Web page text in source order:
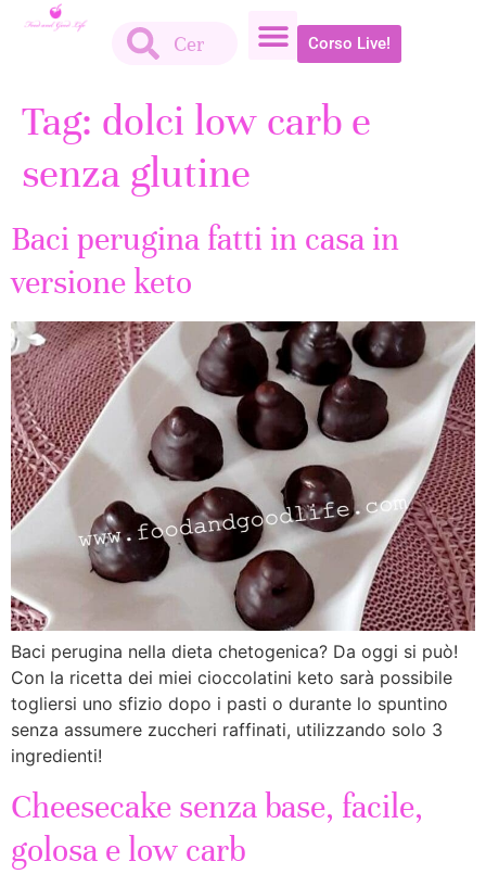
Corso Live!
Tag: dolci low carb e
senza glutine
Baci perugina fatti in casa in
versione keto
Baci perugina nella dieta chetogenica? Da oggi si può!
Con la ricetta dei miei cioccolatini keto sarà possibile
togliersi uno sfizio dopo i pasti o durante lo spuntino
senza assumere zuccheri raffinati, utilizzando solo 3
ingredienti!
Cheesecake senza base, facile,
golosa e low carb